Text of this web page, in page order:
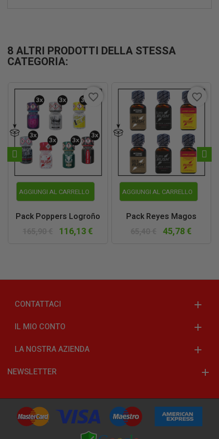
8 ALTRI PRODOTTI DELLA STESSA
CATEGORIA:
AGGIUNGI AL CARRELLO
Pack Poppers Logroño
116,13 €
favorite_border
AGGIUNGI AL CARRELLO
Pack Reyes Magos
45,78 €
favorite_border
CONTATTACI
IL MIO CONTO
LA NOSTRA AZIENDA
NEWSLETTER